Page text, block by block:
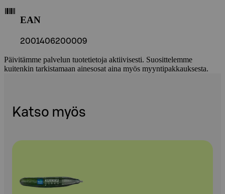
EAN
2001406200009
Päivitämme palvelun tuotetietoja aktiivisesti. Suosittelemme
kuitenkin tarkistamaan ainesosat aina myös myyntipakkauksesta.
Katso myös